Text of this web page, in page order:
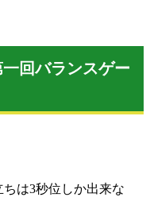
回バランスゲー
は3秒位しか出来な